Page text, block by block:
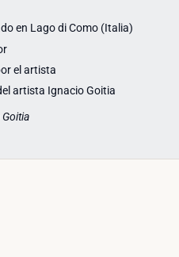
en Lago di Como (Italia)
el artista
artista Ignacio Goitia